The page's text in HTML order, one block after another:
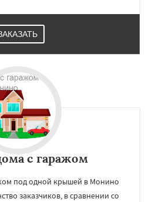
с гаражом
под одной крышей в Монино
заказчиков, в сравнении со